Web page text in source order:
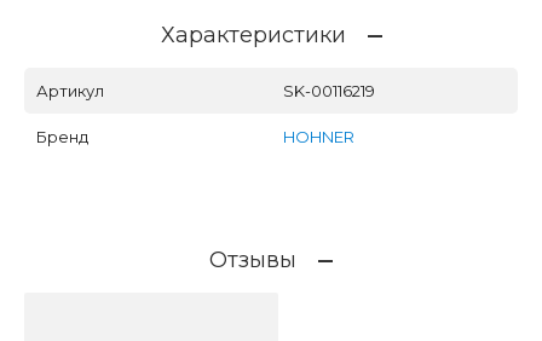
Характеристики
Артикул SK-00116219
Бренд HOHNER
Отзывы